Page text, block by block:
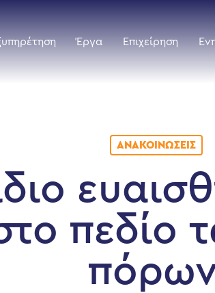
Έργα Επιχείρηση
ΑΝΑΚΟΙΝΏΣΕΙΣ
πεδίο